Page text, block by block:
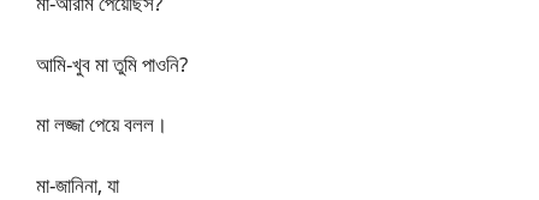
আমি-খুব মা তুমি পাওনি?
মা লজ্জা পেয়ে বলল।
মা-জানিনা, যা